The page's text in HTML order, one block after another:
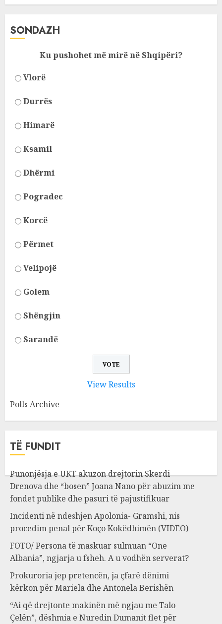
SONDAZH
Ku pushohet më mirë në Shqipëri?
Vlorë
Durrës
Himarë
Ksamil
Dhërmi
Pogradec
Korcë
Përmet
Velipojë
Golem
Shëngjin
Sarandë
View Results
Polls Archive
TË FUNDIT
Punonjësja e UKT akuzon drejtorin Skerdi
Drenova dhe “bosen” Joana Nano për abuzim me
fondet publike dhe pasuri të pajustifikuar
Incidenti në ndeshjen Apolonia- Gramshi, nis
procedim penal për Koço Kokëdhimën (VIDEO)
FOTO/ Persona të maskuar sulmuan “One
Albania”, ngjarja u fsheh. A u vodhën serverat?
Prokuroria jep pretencën, ja çfarë dënimi
kërkon për Mariela dhe Antonela Berishën
“Ai që drejtonte makinën më ngjau me Talo
Çelën”, dëshmia e Nuredin Dumanit flet për